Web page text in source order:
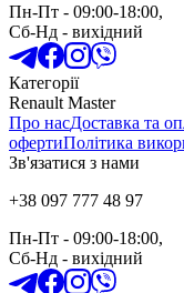
Пн-Пт - 09:00-18:00,
Сб-Нд - вихідний
Категорії
Renault Master
Про насДоставка та
офертиПолітика
Зв'язатися з нами
+38 097 777 48 97
Пн-Пт - 09:00-18:00,
Сб-Нд - вихідний